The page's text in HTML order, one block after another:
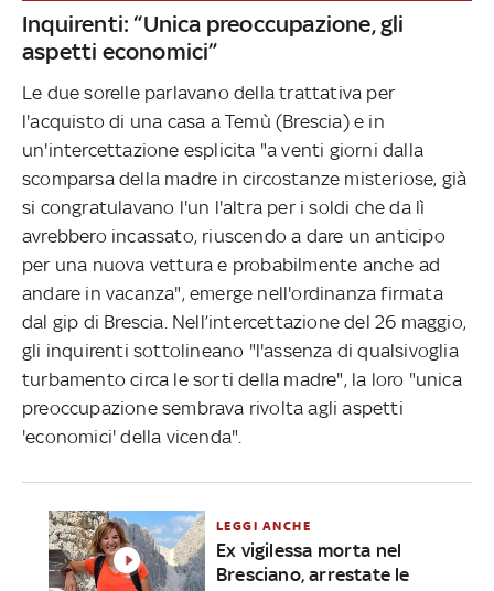
Inquirenti: “Unica preoccupazione, gli
aspetti economici”
Le due sorelle parlavano della trattativa per
l'acquisto di una casa a Temù (Brescia) e in
un'intercettazione esplicita "a venti giorni dalla
scomparsa della madre in circostanze misteriose, già
si congratulavano l'un l'altra per i soldi che da lì
avrebbero incassato, riuscendo a dare un anticipo
per una nuova vettura e probabilmente anche ad
andare in vacanza", emerge nell'ordinanza firmata
dal gip di Brescia. Nell’intercettazione del 26 maggio,
gli inquirenti sottolineano "l'assenza di qualsivoglia
turbamento circa le sorti della madre", la loro "unica
preoccupazione sembrava rivolta agli aspetti
'economici' della vicenda".
LEGGI ANCHE
Ex vigilessa morta nel
Bresciano, arrestate le